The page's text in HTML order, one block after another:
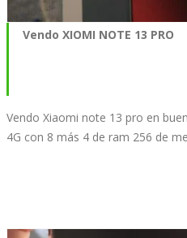
Vendo XIOMI NOTE 13 PRO
Vendo Xiaomi note 13 pro en
4G con 8 más 4 de ram 256 de